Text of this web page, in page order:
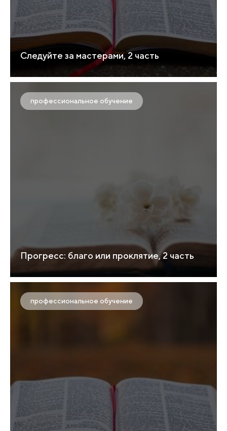
Следуйте за мастерами, 2 часть
профессиональное обучение
Прогресс: благо или проклятие, 2 часть
профессиональное обучение